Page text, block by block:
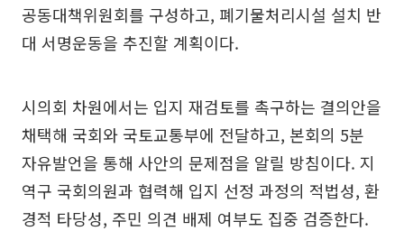
공동대책위원회를 구성하고, 폐기물처리시설 설치 반
대 서명운동을 추진할 계획이다.
시의회 차원에서는 입지 재검토를 촉구하는 결의안을
채택해 국회와 국토교통부에 전달하고, 본회의 5분
자유발언을 통해 사안의 문제점을 알릴 방침이다. 지
역구 국회의원과 협력해 입지 선정 과정의 적법성, 환
경적 타당성, 주민 의견 배제 여부도 집중 검증한다.